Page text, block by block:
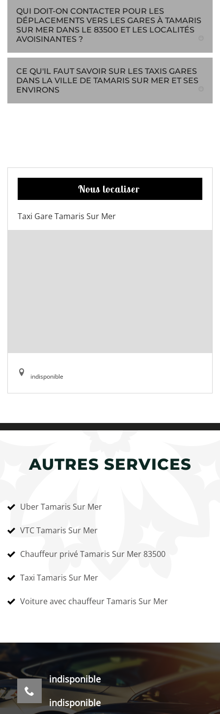
QUI DOIT-ON CONTACTER POUR LES
DÉPLACEMENTS VERS LES GARES À TAMARIS
SUR MER DANS LE 83500 ET LES LOCALITÉS
AVOISINANTES ?
CE QU'IL FAUT SAVOIR SUR LES TAXIS GARES
DANS LA VILLE DE TAMARIS SUR MER ET SES
ENVIRONS
Nous localiser
Taxi Gare Tamaris Sur Mer
indisponible
AUTRES SERVICES
Uber Tamaris Sur Mer
VTC Tamaris Sur Mer
Chauffeur privé Tamaris Sur Mer 83500
Taxi Tamaris Sur Mer
Voiture avec chauffeur Tamaris Sur Mer
indisponible
indisponible